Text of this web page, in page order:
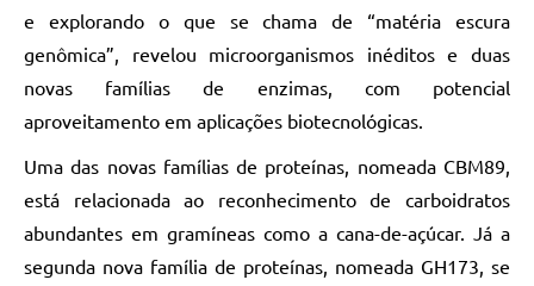
e explorando o que se chama de “matéria escura
genômica”, revelou microorganismos inéditos e duas
novas famílias de enzimas, com potencial
aproveitamento em aplicações biotecnológicas.
Uma das novas famílias de proteínas, nomeada CBM89,
está relacionada ao reconhecimento de carboidratos
abundantes em gramíneas como a cana-de-açúcar. Já a
segunda nova família de proteínas, nomeada GH173, se